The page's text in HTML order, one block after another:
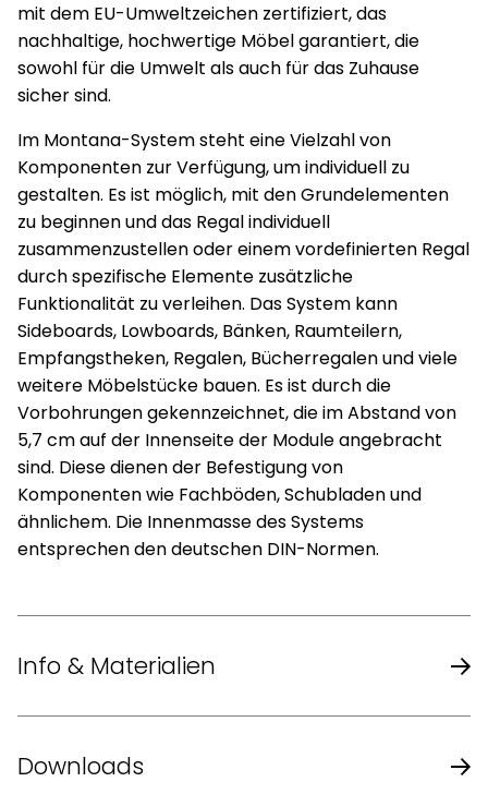
mit dem EU-Umweltzeichen zertifiziert, das
nachhaltige, hochwertige Möbel garantiert, die
sowohl für die Umwelt als auch für das Zuhause
sicher sind.
Im Montana-System steht eine Vielzahl von
Komponenten zur Verfügung, um individuell zu
gestalten. Es ist möglich, mit den Grundelementen
zu beginnen und das Regal individuell
zusammenzustellen oder einem vordefinierten Regal
durch spezifische Elemente zusätzliche
Funktionalität zu verleihen. Das System kann
Sideboards, Lowboards, Bänken, Raumteilern,
Empfangstheken, Regalen, Bücherregalen und viele
weitere Möbelstücke bauen. Es ist durch die
Vorbohrungen gekennzeichnet, die im Abstand von
5,7 cm auf der Innenseite der Module angebracht
sind. Diese dienen der Befestigung von
Komponenten wie Fachböden, Schubladen und
ähnlichem. Die Innenmasse des Systems
entsprechen den deutschen DIN-Normen.
Info & Materialien
Downloads